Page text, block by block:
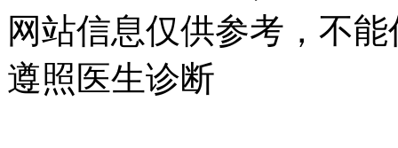
网站信息仅供参考，不
遵照医生诊断